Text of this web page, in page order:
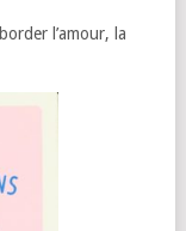
l’amour, la